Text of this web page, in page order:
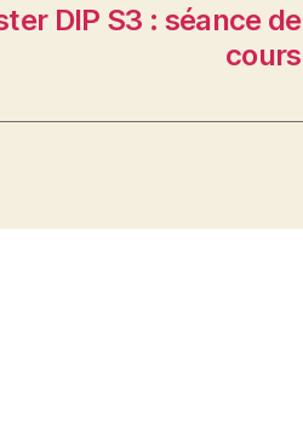
DIP S3 : séance de
cours